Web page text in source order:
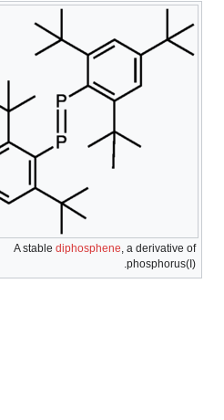
A stable diphosphene, a derivative of
phosphorus(I).